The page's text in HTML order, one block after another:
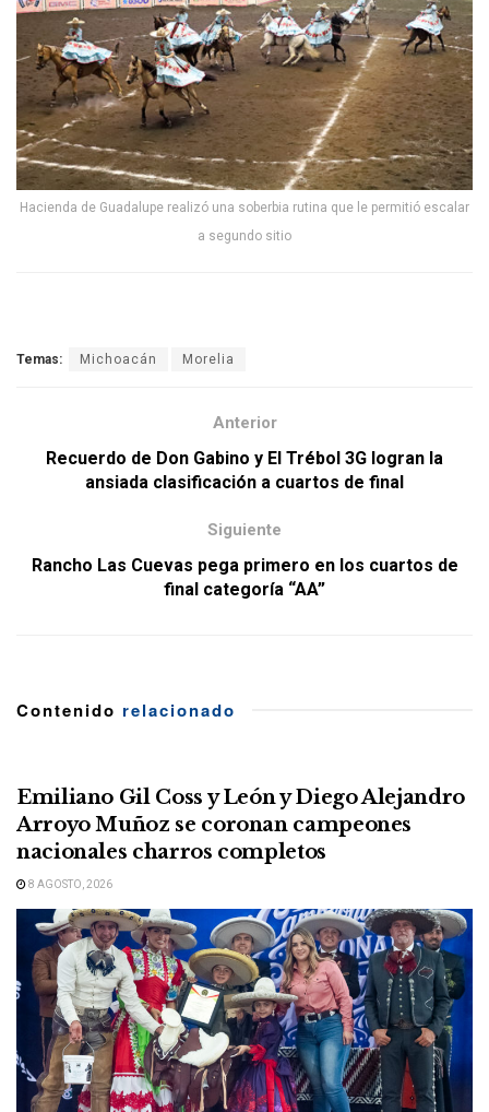
Hacienda de Guadalupe realizó una soberbia rutina que le permitió escalar
a segundo sitio
Temas: Michoacán Morelia
Anterior
Recuerdo de Don Gabino y El Trébol 3G logran la
ansiada clasificación a cuartos de final
Siguiente
Rancho Las Cuevas pega primero en los cuartos de
final categoría “AA”
Contenido relacionado
Emiliano Gil Coss y León y Diego Alejandro
Arroyo Muñoz se coronan campeones
nacionales charros completos
8 AGOSTO, 2026